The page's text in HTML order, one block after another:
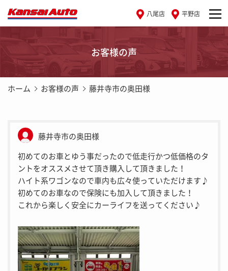
八尾店 平野店
お客様の声
ホーム お客様の声 藤井寺市の奥田様
藤井寺市の奥田様
初めてのお車とゆう事だったので低走行かつ低価格のタ
ントをオススメさせて頂き購入して頂きました！
ハイト系ワゴンなので車内も広々使っていただけます♪
初めてのお車なので保険にも加入して頂きました！
これから楽しく安全にカーライフを送ってください♪